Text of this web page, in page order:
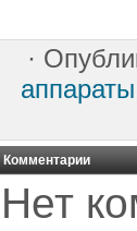
·
Комментарии
Нет